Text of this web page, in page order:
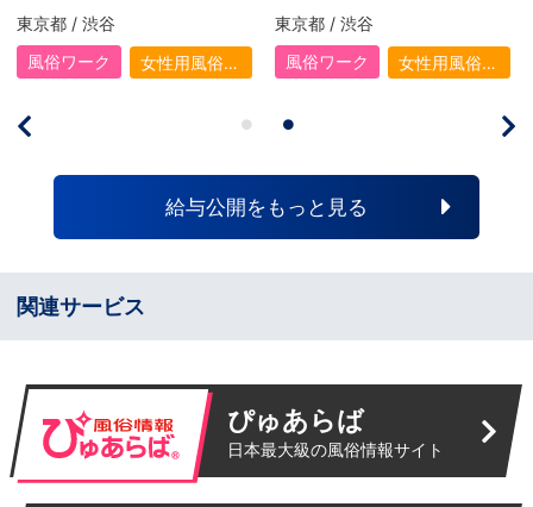
東京都 / 渋谷
風俗ワーク
女性用風俗
東京都 / 渋谷
風俗ワーク
女性用風俗
給与公開をもっと見る
関連サービス
ぴゅあらば
日本最大級の風俗情報サイト